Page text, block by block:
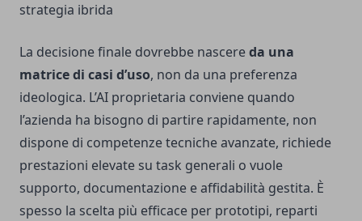
strategia ibrida
La decisione finale dovrebbe nascereda una
matrice di casi d’uso, non da una preferenza
ideologica. L’AI proprietaria conviene quando
l’azienda ha bisogno di partire rapidamente, non
dispone di competenze tecniche avanzate, richiede
prestazioni elevate su task generali o vuole
supporto, documentazione e affidabilità gestita. È
spesso la scelta più efficace per prototipi, reparti